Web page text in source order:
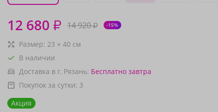
12 680 ₽ 14 920₽ -15%
Размер: 23 × 40 см
В наличии
Доставка в г. Рязань: Бесплатно завтра
Покупок за сутки: 3
Акция